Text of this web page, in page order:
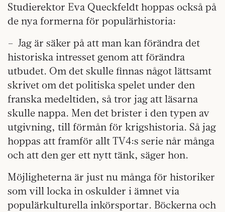
Studierektor Eva Queckfeldt hoppas också på
de nya formerna för populärhistoria:
– Jag är säker på att man kan förändra det
historiska intresset genom att förändra
utbudet. Om det skulle finnas något lättsamt
skrivet om det politiska spelet under den
franska medeltiden, så tror jag att läsarna
skulle nappa. Men det brister i den typen av
utgivning, till förmån för krigshistoria. Så jag
hoppas att framför allt TV4:s serie når många
och att den ger ett nytt tänk, säger hon.
Möjligheterna är just nu många för historiker
som vill locka in oskulder i ämnet via
populärkulturella inkörsportar. Böckerna och